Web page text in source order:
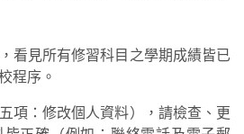
看見所有修習科目之學期成績皆已
程序。
項：修改個人資料），請檢查、更